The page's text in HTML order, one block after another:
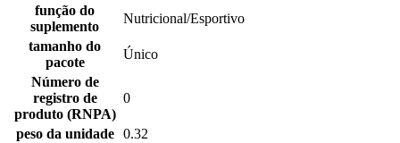
função do
suplemento
Nutricional/Esportivo
tamanho do
pacote
Único
Número de
registro de
produto (RNPA)
0
peso da unidade
0.32